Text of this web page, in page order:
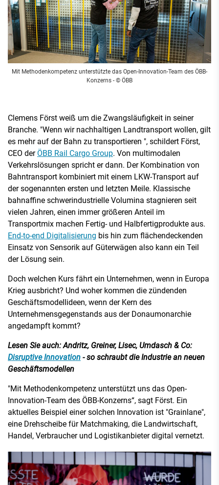
Mit Methodenkompetenz unterstützte das Open-Innovation-Team des ÖBB-
Konzerns - © ÖBB
Clemens Först weiß um die Zwangsläufigkeit in seiner
Branche. "Wenn wir nachhaltigen Landtransport wollen, gilt
es mehr auf der Bahn zu transportieren ", schildert Först,
CEO der ÖBB Rail Cargo Group. Von multimodalen
Verkehrslösungen spricht er dann. Der Kombination von
Bahntransport kombiniert mit einem LKW-Transport auf
der sogenannten ersten und letzten Meile. Klassische
bahnaffine schwerindustrielle Volumina stagnieren seit
vielen Jahren, einen immer größeren Anteil im
Transportmix machen Fertig- und Halbfertigprodukte aus.
End-to-end Digitalisierung bis hin zum flächendeckenden
Einsatz von Sensorik auf Güterwägen also kann ein Teil
der Lösung sein.
Doch welchen Kurs fährt ein Unternehmen, wenn in Europa
Krieg ausbricht? Und woher kommen die zündenden
Geschäftsmodellideen, wenn der Kern des
Unternehmensgegenstands aus der Donaumonarchie
angedampft kommt?
Lesen Sie auch: Andritz, Greiner, Lisec, Umdasch & Co:
Disruptive Innovation - so schraubt die Industrie an neuen
Geschäftsmodellen
"Mit Methodenkompetenz unterstützt uns das Open-
Innovation-Team des ÖBB-Konzerns“, sagt Först. Ein
aktuelles Beispiel einer solchen Innovation ist "Grainlane",
eine Drehscheibe für Matchmaking, die Landwirtschaft,
Handel, Verbraucher und Logistikanbieter digital vernetzt.